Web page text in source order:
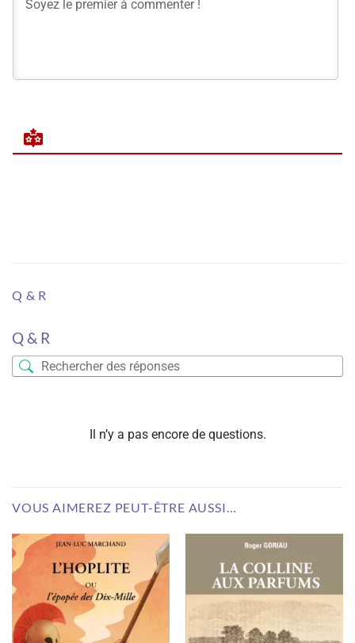
Q & R
Q & R
Il n’y a pas encore de questions.
VOUS AIMEREZ PEUT-ÊTRE AUSSI…